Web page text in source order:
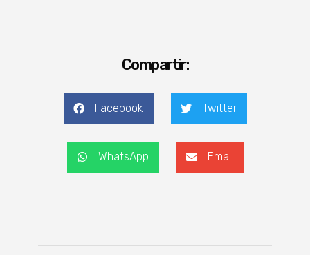
Compartir:
Facebook Twitter
WhatsApp Email